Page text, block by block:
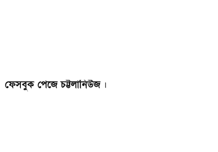
ফেসবুক পেজে চট্টলানিউজ ।